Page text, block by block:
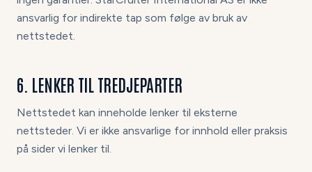
ansvarlig for indirekte tap som følge av bruk av
nettstedet.
6. LENKER TIL TREDJEPARTER
Nettstedet kan inneholde lenker til eksterne
nettsteder. Vi er ikke ansvarlige for innhold eller praksis
på sider vi lenker til.